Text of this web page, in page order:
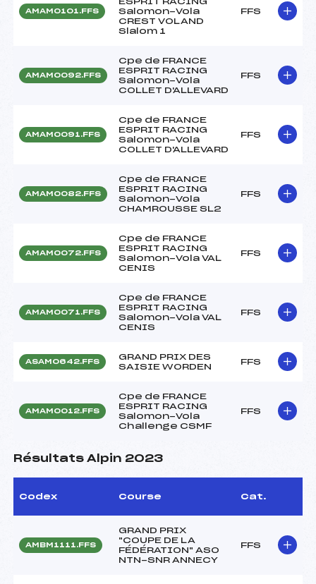
AMAM0101.FFS
Salomon-Vola
CREST VOLAND
Slalom 1
FFS
AMAM0092.FFS
Cpe de FRANCE
ESPRIT RACING
Salomon-Vola
COLLET D'ALLEVARD
FFS
AMAM0091.FFS
Cpe de FRANCE
ESPRIT RACING
Salomon-Vola
COLLET D'ALLEVARD
FFS
AMAM0082.FFS
Cpe de FRANCE
ESPRIT RACING
Salomon-Vola
CHAMROUSSE SL2
FFS
AMAM0072.FFS
Cpe de FRANCE
ESPRIT RACING
Salomon-Vola VAL
CENIS
FFS
AMAM0071.FFS
Cpe de FRANCE
ESPRIT RACING
Salomon-Vola VAL
CENIS
FFS
ASAM0642.FFS
GRAND PRIX DES
SAISIE WORDEN
FFS
AMAM0012.FFS
Cpe de FRANCE
ESPRIT RACING
Salomon-Vola
Challenge CSMF
FFS
Résultats Alpin 2023
Codex Course Cat.
AMBM1111.FFS
GRAND PRIX
"COUPE DE LA
FÉDÉRATION" ASO
NTN-SNR ANNECY
FFS